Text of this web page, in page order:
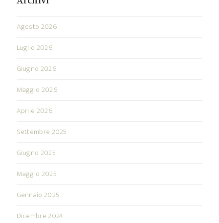
Agosto 2026
Luglio 2026
Giugno 2026
Maggio 2026
Aprile 2026
Settembre 2025
Giugno 2025
Maggio 2025
Gennaio 2025
Dicembre 2024